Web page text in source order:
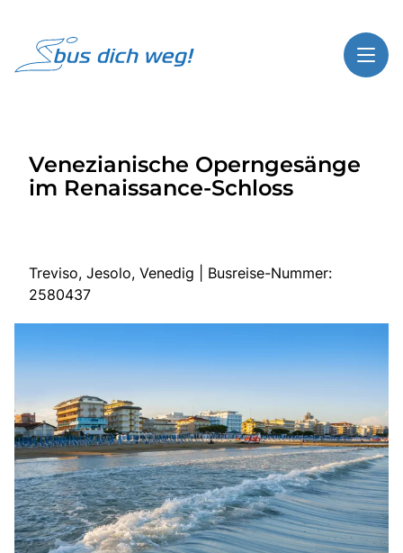
Highlights
Über Bus dich weg!
Radio
Sie befinden sich in:
Deutschland
Venezianische Operngesänge
im Renaissance-Schloss
Treviso, Jesolo, Venedig | Busreise-Nummer:
2580437